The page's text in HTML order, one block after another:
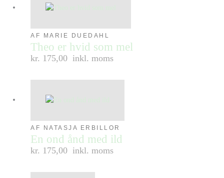
AF MARIE DUEDAHL
Theo er hvid som mel
kr. 175,00 inkl. moms
AF NATASJA ERBILLOR
En ond ånd med ild
kr. 175,00 inkl. moms